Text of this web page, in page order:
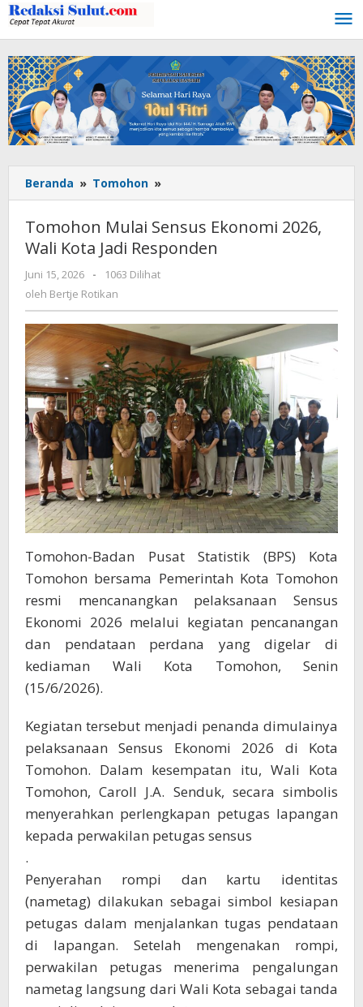
Lewati
ke
konten
Beranda » Tomohon »
Mulai
Ekonomi
2026,
Tomohon Mulai Sensus Ekonomi 2026,
Wali Kota Jadi Responden
Juni 15, 2026
oleh
Bertje
-
1063 Dilihat
oleh Bertje Rotikan
Tomohon-Badan Pusat Statistik (BPS) Kota
Tomohon bersama Pemerintah Kota Tomohon
resmi mencanangkan pelaksanaan Sensus
Ekonomi 2026 melalui kegiatan pencanangan
dan pendataan perdana yang digelar di
kediaman Wali Kota Tomohon, Senin
(15/6/2026).
Kegiatan tersebut menjadi penanda dimulainya
pelaksanaan Sensus Ekonomi 2026 di Kota
Tomohon. Dalam kesempatan itu, Wali Kota
Tomohon, Caroll J.A. Senduk, secara simbolis
menyerahkan perlengkapan petugas lapangan
kepada perwakilan petugas sensus
.
Penyerahan rompi dan kartu identitas
(nametag) dilakukan sebagai simbol kesiapan
petugas dalam menjalankan tugas pendataan
di lapangan. Setelah mengenakan rompi,
perwakilan petugas menerima pengalungan
nametag langsung dari Wali Kota sebagai tanda